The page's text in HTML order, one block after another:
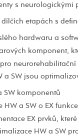
s neurologickými
etapách s
hardwaru a
komponent,
a SW jsou
SW komponentů
HW a SW o EX
EX prvků,
HW a SW